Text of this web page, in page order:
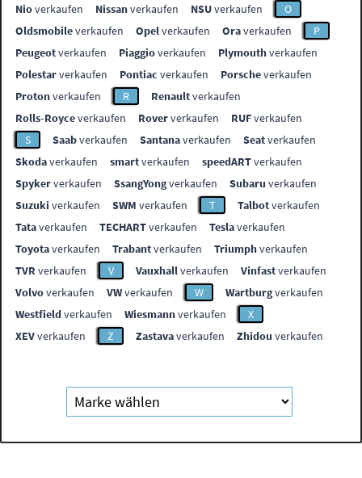
Nioverkaufen Nissanverkaufen NSUverkaufen
O
Oldsmobileverkaufen Opelverkaufen Oraverkaufen
P
Peugeotverkaufen Piaggioverkaufen Plymouthverkaufen
Polestarverkaufen Pontiac verkaufen Porscheverkaufen
Protonverkaufen R Renaultverkaufen
Rolls-Royceverkaufen Roververkaufen RUFverkaufen
S
Saabverkaufen Santanaverkaufen Seatverkaufen
Skodaverkaufen smartverkaufen speedARTverkaufen
Spykerverkaufen SsangYongverkaufen Subaru verkaufen
Suzuki verkaufen SWM verkaufen T Talbotverkaufen
Tataverkaufen TECHARTverkaufen Teslaverkaufen
Toyotaverkaufen Trabantverkaufen Triumphverkaufen
TVR verkaufen V Vauxhallverkaufen Vinfastverkaufen
Volvoverkaufen VWverkaufen W Wartburgverkaufen
Westfieldverkaufen Wiesmannverkaufen
X
XEVverkaufen Z Zastavaverkaufen Zhidou verkaufen